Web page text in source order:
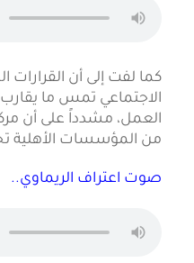
كما لفت إلى أن القرارات
العمل، مشدداً على أن
من المؤسسات الأهلية
صوت اعتراف الريماوي..